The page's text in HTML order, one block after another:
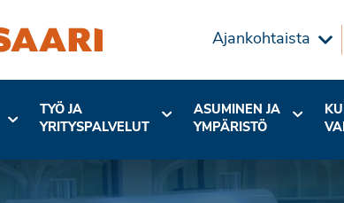
Ajankohtaista
TYÖ JA
YRITYSPALVELUT
ASUMINEN JA
YMPÄRISTÖ